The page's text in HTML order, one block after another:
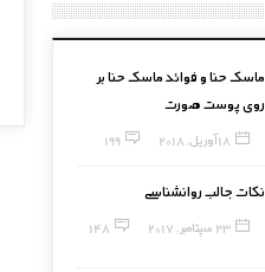
ماسک حنا و فوائد ماسک حنا بر
روی پوست صورت
18 آوریل, 2018 199
نکات جالب روانشناسی
23 سپتامبر, 2017 148